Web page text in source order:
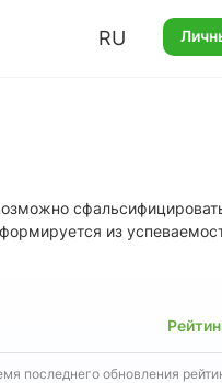
RU
из
последнего обновления